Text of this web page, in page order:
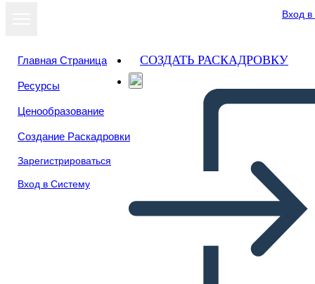
Вход
Главная Страница
Ресурсы
Ценообразование
Создание Раскадровки
Зарегистрироваться
Вход в Систему
СОЗДАТЬ РАСКАДРОВКУ